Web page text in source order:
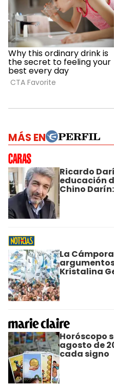
MÁS EN
Ricardo
educación
Chino
La
Kristalina
Horóscopo
agosto de
cada signo